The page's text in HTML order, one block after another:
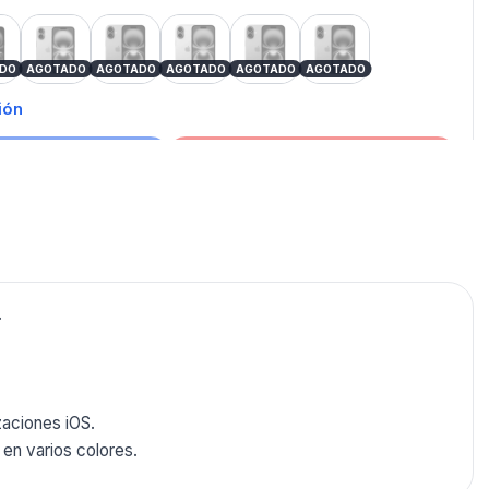
Pink
AGOTADO
Blue
AGOTADO
Green
AGOTADO
Ultramarine
AGOTADO
Teal
AGOTADO
iOS.
varios colores.